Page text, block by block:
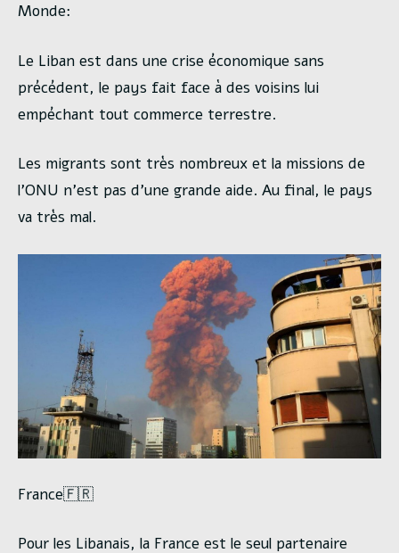
Monde:
Le Liban est dans une crise économique sans
précédent, le pays fait face à des voisins lui
empéchant tout commerce terrestre.
Les migrants sont très nombreux et la missions de
l’ONU n’est pas d’une grande aide. Au final, le pays
va très mal.
France🇫🇷
Pour les Libanais, la France est le seul partenaire